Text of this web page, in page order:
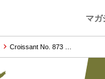
マガ
Croissant No. 873 …